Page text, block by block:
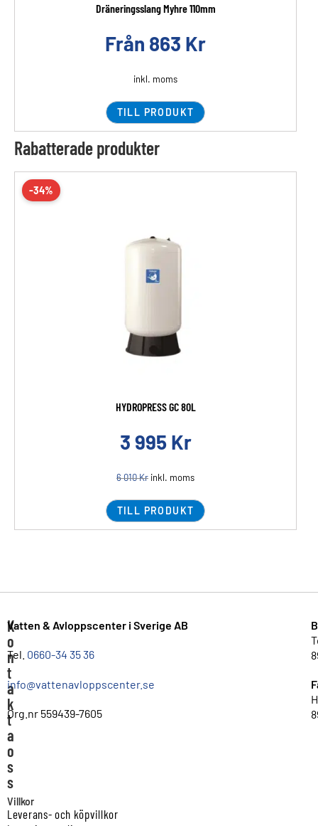
Dräneringsslang Myhre 110mm
Från 863 Kr
inkl. moms
TILL PRODUKT
Rabatterade produkter
-34%
HYDROPRESS GC 80L
3 995 Kr
6 010Kr inkl. moms
TILL PRODUKT
K
o
n
t
a
k
t
a
o
s
s
Vatten & Avloppscenter i Sverige AB
Tel. 0660-34 35 36
info@vattenavloppscenter.se
Org.nr 559439-7605
Villkor
Leverans- och köpvillkor